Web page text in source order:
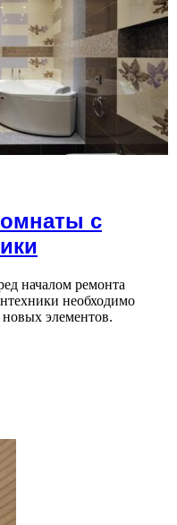
с
началом ремонта
необходимо
элементов.